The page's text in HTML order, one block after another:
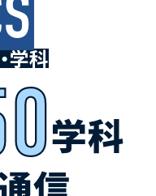
学科